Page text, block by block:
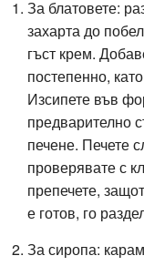
За блатовете:
захарта до
гъст крем.
постепенно,
Изсипете във
предварително
печене. Печете
проверявате с
препечете,
е готов, го
За сиропа: